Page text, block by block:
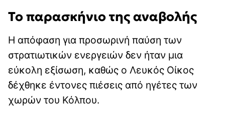
Το παρασκήνιο της αναβολής
Η απόφαση για προσωρινή παύση των
στρατιωτικών ενεργειών δεν ήταν μια
εύκολη εξίσωση, καθώς ο Λευκός Οίκος
δέχθηκε έντονες πιέσεις από ηγέτες των
χωρών του Κόλπου.